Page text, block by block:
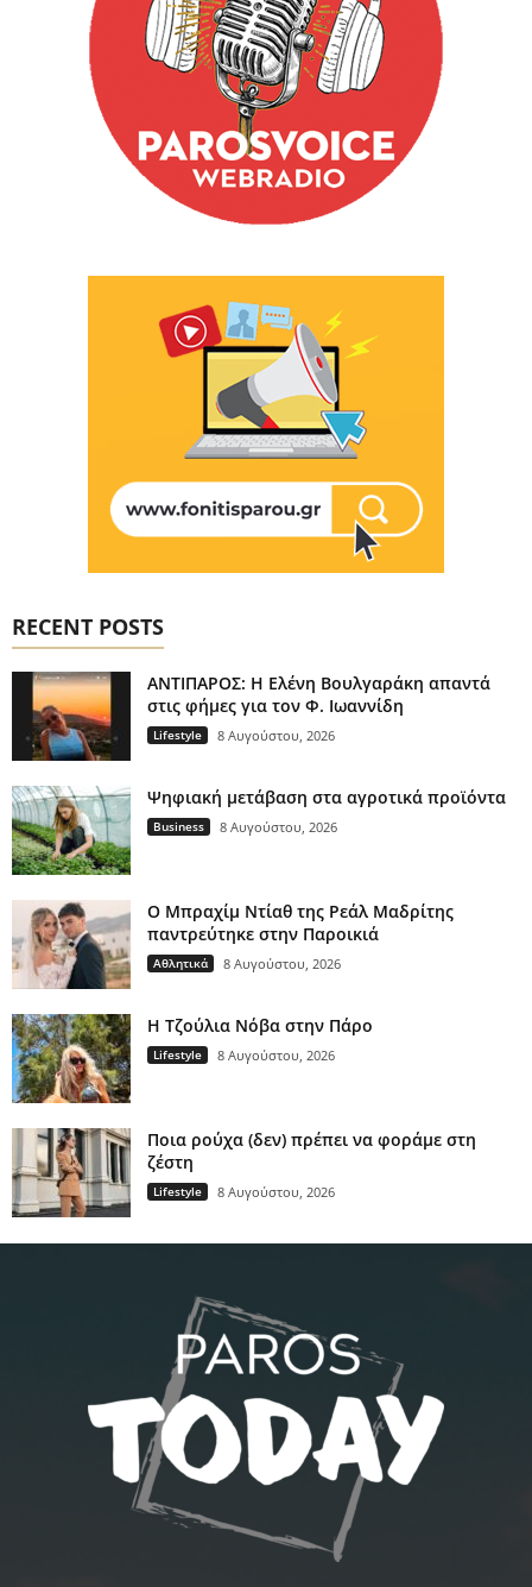
RECENT POSTS
ΑΝΤΙΠΑΡΟΣ: Η Ελένη Βουλγαράκη απαντά
στις φήμες για τον Φ. Ιωαννίδη
Lifestyle 8 Αυγούστου, 2026
Ψηφιακή μετάβαση στα αγροτικά προϊόντα
Business 8 Αυγούστου, 2026
Ο Μπραχίμ Ντίαθ της Ρεάλ Μαδρίτης
παντρεύτηκε στην Παροικιά
Αθλητικά 8 Αυγούστου, 2026
H Τζούλια Νόβα στην Πάρο
Lifestyle 8 Αυγούστου, 2026
Ποια ρούχα (δεν) πρέπει να φοράμε στη
ζέστη
Lifestyle 8 Αυγούστου, 2026